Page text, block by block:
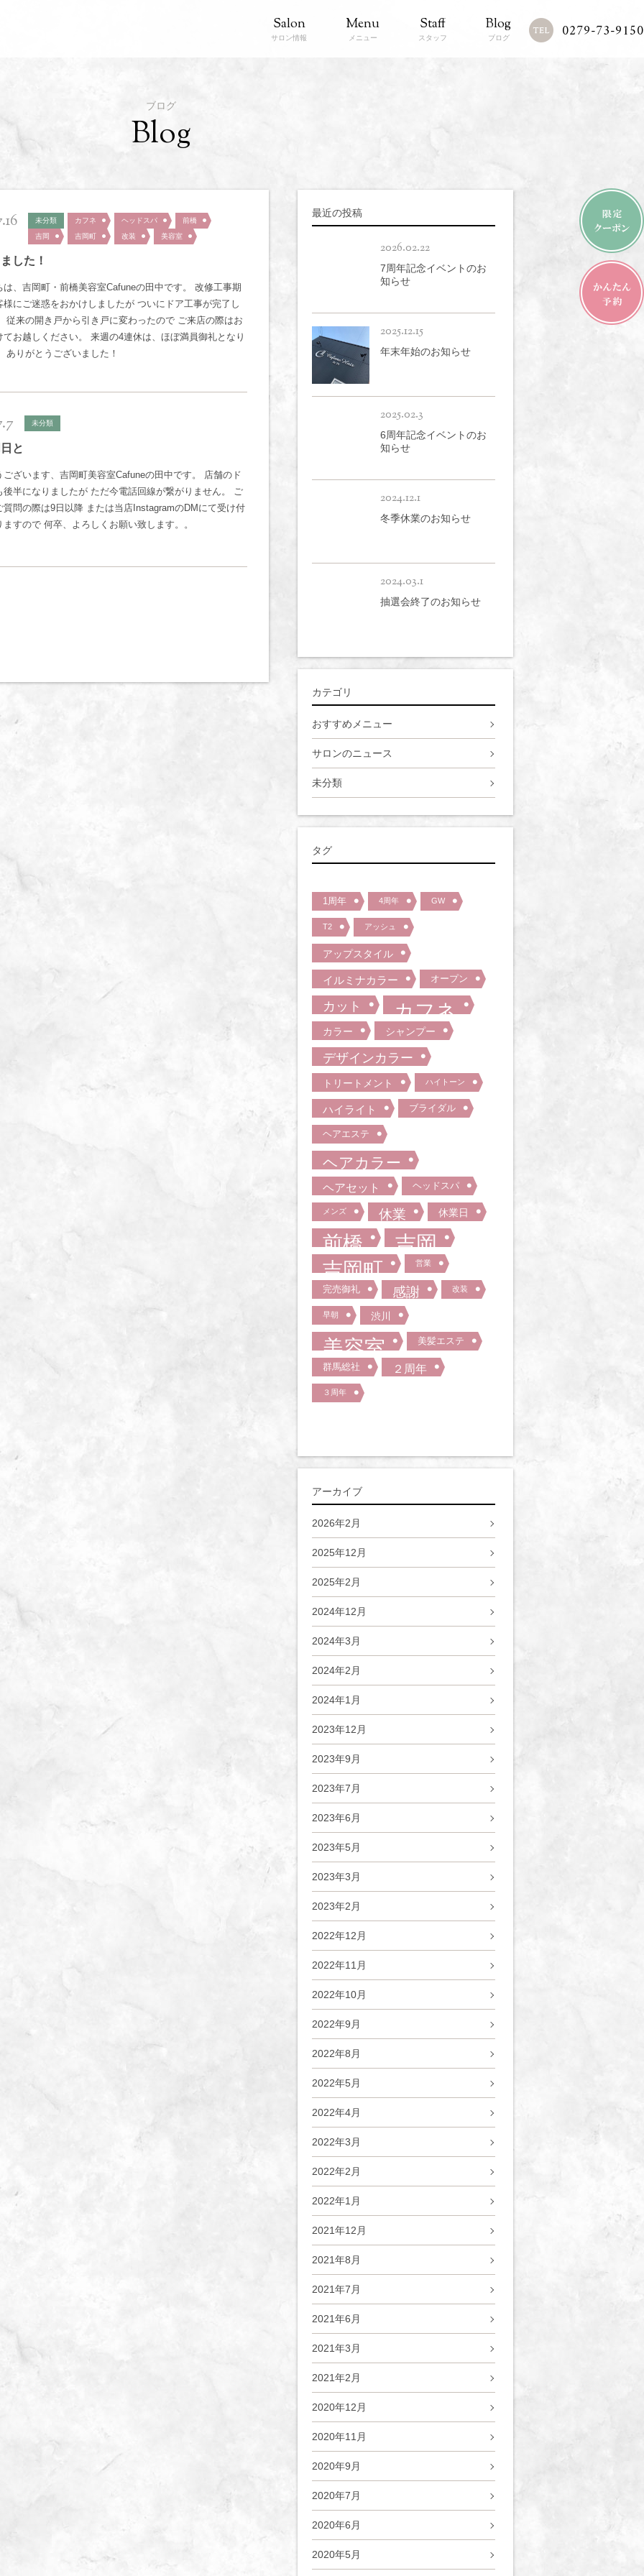
Salon
サロン情報
Menu
メニュー
Staff
スタッフ
Blog
ブログ 0279-73-9150
ブログ
Blog
未分類 カフネ ヘッドスパ
前橋
吉岡
吉岡町 改装 美容室
した！
は、吉岡町・前橋美容室Cafuneの田中です。 改修工事期
様にご迷惑をおかけしましたが ついにドア工事が完了し
従来の開き戸から引き戸に変わったので ご来店の際はお
てお越しください。 来週の4連休は、ほぼ満員御礼となり
ありがとうございました！
未分類
と
ございます、吉岡町美容室Cafuneの田中です。 店舗のド
後半になりましたが ただ今電話回線が繋がりません。 ご
質問の際は9日以降 または当店InstagramのDMにて受け付
ますので 何卒、よろしくお願い致します。。
最近の投稿
2026.02.22
7周年記念イベントのお
知らせ
2025.12.15
年末年始のお知らせ
2025.02.3
6周年記念イベントのお
知らせ
2024.12.1
冬季休業のお知らせ
2024.03.1
抽選会終了のお知らせ
カテゴリ
おすすめメニュー
サロンのニュース
未分類
タグ
1周年 4周年 GW
T2 アッシュ
アップスタイル
イルミナカラー オープン
カット カフネ
カラー シャンプー
デザインカラー
トリートメント ハイトーン
ハイライト ブライダル
ヘアエステ
ヘアカラー
ヘアセット ヘッドスパ
メンズ 休業 休業日
前橋
吉岡
吉岡町
営業
完売御礼 感謝 改装
早朝 渋川
美容室 美髪エステ
群馬総社 ２周年
３周年
アーカイブ
2026年2月
2025年12月
2025年2月
2024年12月
2024年3月
2024年2月
2024年1月
2023年12月
2023年9月
2023年7月
2023年6月
2023年5月
2023年3月
2023年2月
2022年12月
2022年11月
2022年10月
2022年9月
2022年8月
2022年5月
2022年4月
2022年3月
2022年2月
2022年1月
2021年12月
2021年8月
2021年7月
2021年6月
2021年3月
2021年2月
2020年12月
2020年11月
2020年9月
2020年7月
2020年6月
2020年5月